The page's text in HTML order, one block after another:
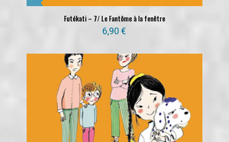
Futékati – 7/ Le Fantôme à la fenêtre
6,90€